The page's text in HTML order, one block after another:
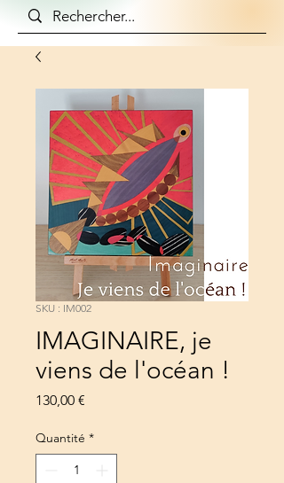
SKU : IM002
IMAGINAIRE, je
viens de l'océan !
130,00 €
Quantité *